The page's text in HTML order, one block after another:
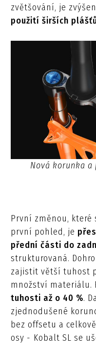
zvětšování, je
použití širších
Nová korunka a
První změnou, které
první pohled, je
přední části do
strukturovaná.
zajistit větší tuhost
množství materiálu.
tuhosti až o 40 %.
zjednodušené
bez offsetu a
osy - Kobalt SL se